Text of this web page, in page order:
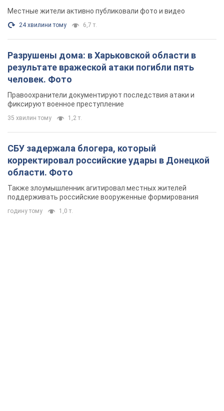
Местные жители активно публиковали фото и видео
24 хвилини тому 6,7 т.
Разрушены дома: в Харьковской области в
результате вражеской атаки погибли пять
человек. Фото
Правоохранители документируют последствия атаки и
фиксируют военное преступление
35 хвилин тому 1,2 т.
СБУ задержала блогера, который
корректировал российские удары в Донецкой
области. Фото
Также злоумышленник агитировал местных жителей
поддерживать российские вооруженные формирования
годину тому 1,0 т.